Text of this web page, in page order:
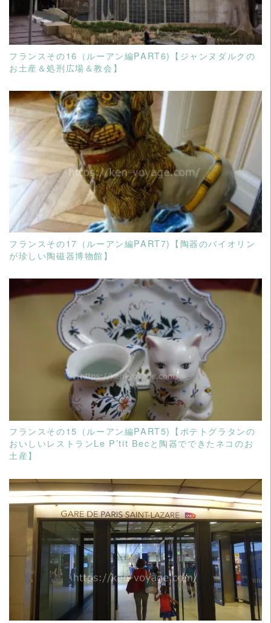
フランスその16（ルーアン編PART6)【ジャンヌダルクの
お土産＆処刑広場＆教会】
READ MORE
フランスその17（ルーアン編PART7)【陶器のバイオリン
が珍しい陶磁器博物館】
READ MORE
フランスその15（ルーアン編PART5)【ポテトグラタンの
おいしいレストランLe P’tit Becと陶器でできたネコのお
土産】
READ MORE